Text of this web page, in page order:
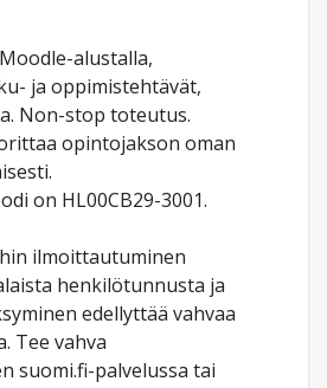
alustalla,
ja oppimistehtävät,
Non-stop toteutus.
opintojakson oman
on HL00CB29-3001.
ilmoittautuminen
henkilötunnusta ja
edellyttää vahvaa
Tee vahva
suomi.fi-palvelussa tai